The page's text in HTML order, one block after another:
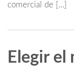
comercial de […]
Elegir el